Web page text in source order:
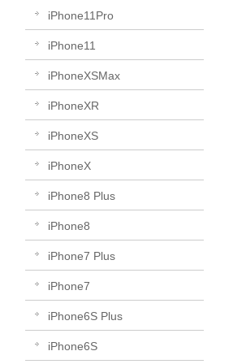
iPhone11Pro
iPhone11
iPhoneXSMax
iPhoneXR
iPhoneXS
iPhoneX
iPhone8 Plus
iPhone8
iPhone7 Plus
iPhone7
iPhone6S Plus
iPhone6S